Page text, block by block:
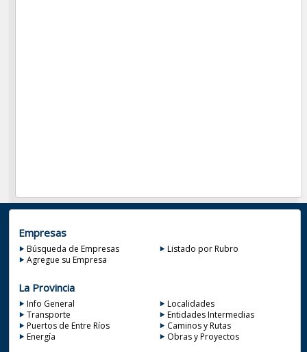
Empresas
Búsqueda de Empresas
Listado por Rubro
Agregue su Empresa
La Provincia
Info General
Localidades
Transporte
Entidades Intermedias
Puertos de Entre Ríos
Caminos y Rutas
Energía
Obras y Proyectos